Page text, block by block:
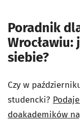
Poradnik
siebie?
Czy w
studencki?
doakademików